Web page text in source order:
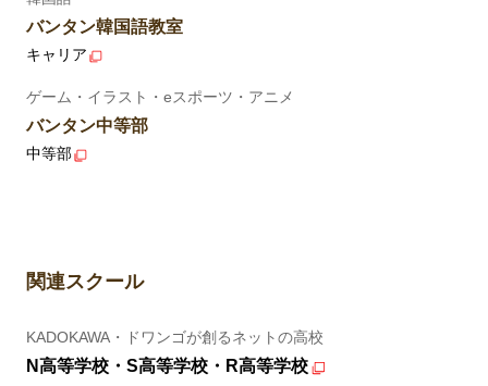
バンタン韓国語教室
キャリア
ゲーム・イラスト・eスポーツ・アニメ
バンタン中等部
中等部
関連スクール
KADOKAWA・ドワンゴが創るネットの高校
N高等学校・S高等学校・R高等学校